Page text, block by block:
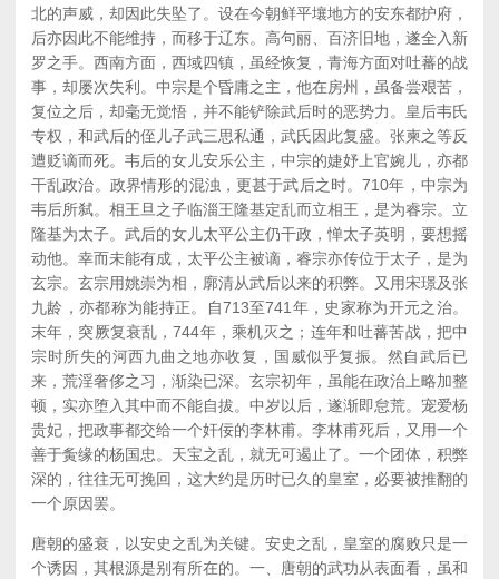
北的声威，却因此失坠了。设在今朝鲜平壤地方的安东都护府，
后亦因此不能维持，而移于辽东。高句丽、百济旧地，遂全入新
罗之手。西南方面，西域四镇，虽经恢复，青海方面对吐蕃的战
事，却屡次失利。中宗是个昏庸之主，他在房州，虽备尝艰苦，
复位之后，却毫无觉悟，并不能铲除武后时的恶势力。皇后韦氏
专权，和武后的侄儿子武三思私通，武氏因此复盛。张柬之等反
遭贬谪而死。韦后的女儿安乐公主，中宗的婕妤上官婉儿，亦都
干乱政治。政界情形的混浊，更甚于武后之时。710年，中宗为
韦后所弑。相王旦之子临淄王隆基定乱而立相王，是为睿宗。立
隆基为太子。武后的女儿太平公主仍干政，惮太子英明，要想摇
动他。幸而未能有成，太平公主被谪，睿宗亦传位于太子，是为
玄宗。玄宗用姚崇为相，廓清从武后以来的积弊。又用宋璟及张
九龄，亦都称为能持正。自713至741年，史家称为开元之治。
末年，突厥复衰乱，744年，乘机灭之；连年和吐蕃苦战，把中
宗时所失的河西九曲之地亦收复，国威似乎复振。然自武后已
来，荒淫奢侈之习，渐染已深。玄宗初年，虽能在政治上略加整
顿，实亦堕入其中而不能自拔。中岁以后，遂渐即怠荒。宠爱杨
贵妃，把政事都交给一个奸佞的李林甫。李林甫死后，又用一个
善于夤缘的杨国忠。天宝之乱，就无可遏止了。一个团体，积弊
深的，往往无可挽回，这大约是历时已久的皇室，必要被推翻的
一个原因罢。
唐朝的盛衰，以安史之乱为关键。安史之乱，皇室的腐败只是一
个诱因，其根源是别有所在的。一、唐朝的武功从表面看，虽和